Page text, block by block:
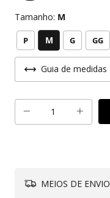
Tamanho: M
P M G GG
Guia de medidas
MEIOS DE ENVIO